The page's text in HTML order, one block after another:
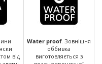
від
Water proof. Зовнішня
оббивка
виготовляється з